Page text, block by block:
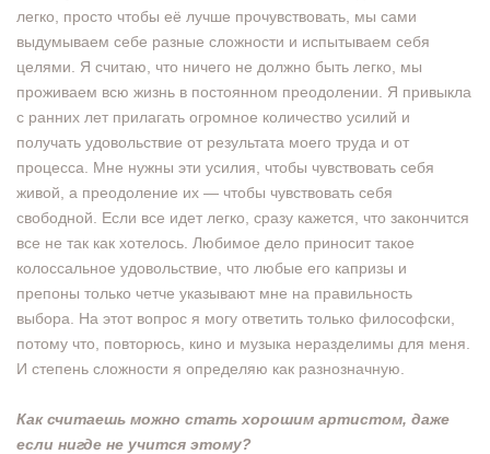
легко, просто чтобы её лучше прочувствовать, мы сами
выдумываем себе разные сложности и испытываем себя
целями. Я считаю, что ничего не должно быть легко, мы
проживаем всю жизнь в постоянном преодолении. Я привыкла
с ранних лет прилагать огромное количество усилий и
получать удовольствие от результата моего труда и от
процесса. Мне нужны эти усилия, чтобы чувствовать себя
живой, а преодоление их — чтобы чувствовать себя
свободной. Если все идет легко, сразу кажется, что закончится
все не так как хотелось. Любимое дело приносит такое
колоссальное удовольствие, что любые его капризы и
препоны только четче указывают мне на правильность
выбора. На этот вопрос я могу ответить только философски,
потому что, повторюсь, кино и музыка неразделимы для меня.
И степень сложности я определяю как разнозначную.
Как считаешь можно стать хорошим артистом, даже
если нигде не учится этому?